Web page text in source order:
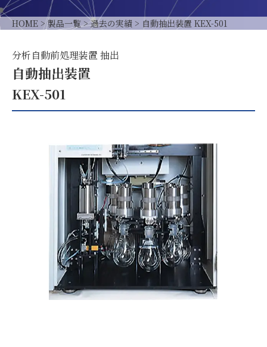
HOME >製品一覧>過去の実績 > 自動抽出装置 KEX-501
分析自動前処理装置 抽出
自動抽出装置
KEX-501